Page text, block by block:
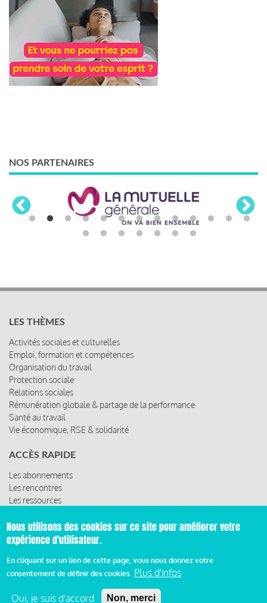
NOS PARTENAIRES
LES THÈMES
Activités sociales et culturelles
Emploi, formation et compétences
Organisation du travail
Protection sociale
Relations sociales
Rémunération globale & partage de la performance
Santé au travail
Vie économique, RSE & solidarité
ACCÈS RAPIDE
Les abonnements
Les rencontres
Les ressources
Pied
Mentions légales et condition générale d’utilisation et
Nous utilisons des cookies sur ce site pour améliorer votre
expérience d'utilisateur.
En cliquant sur un lien de cette page, vous nous donnez votre
consentement de définir des cookies. Plus d'infos
Oui, je suis d'accord Non, merci